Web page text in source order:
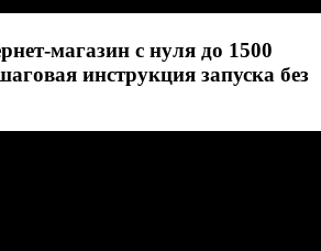
магазин с нуля до 1500
инструкция запуска без